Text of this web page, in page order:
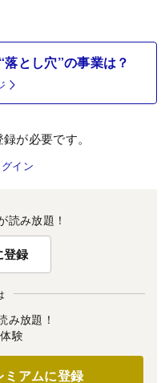
とし穴”の事業は？
が必要です。
グイン
読み放題！
登録
み放題！
験
ミアムに登録